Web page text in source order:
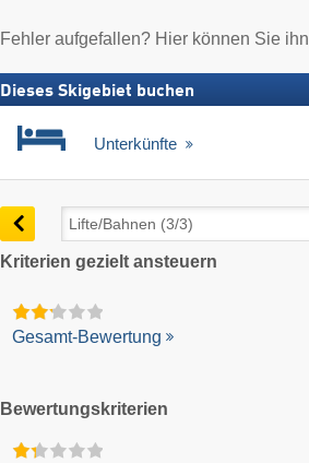
Fehler aufgefallen? Hier können Sie ihn
Dieses Skigebiet buchen
Unterkünfte
Kriterien gezielt ansteuern
Gesamt-Bewertung
Bewertungskriterien